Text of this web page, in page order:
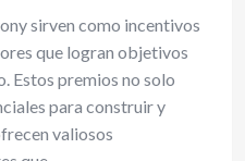
sirven como incentivos
que logran objetivos
Estos premios no solo
para construir y
valiosos